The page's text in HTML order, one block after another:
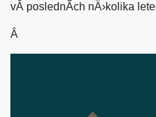
vÂ poslednÃ­ch nÄ›kolika
Â